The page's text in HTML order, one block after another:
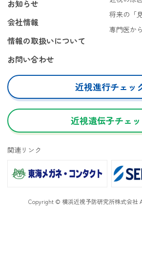
お知らせ
会社情報
情報の取扱いについて
お問い合わせ
将来の「
専門医か
近視進行チェッ
近視遺伝子チェッ
関連リンク
Copyright © 横浜近視予防研究所株式会社